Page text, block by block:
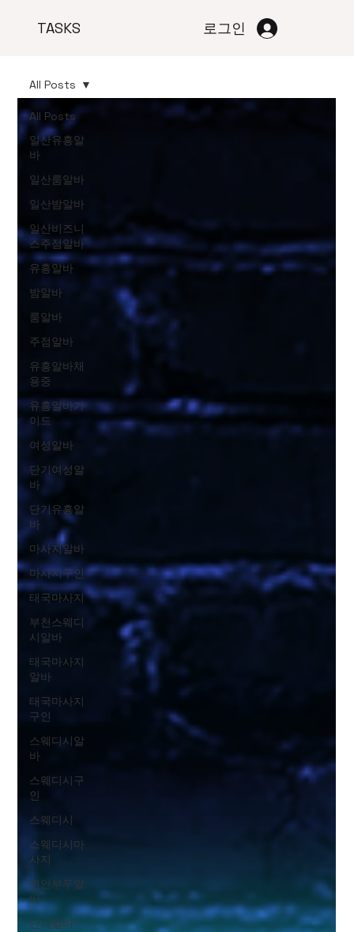
TASKS 로그인
All Posts
일산유흥알
바
일산룸알바
일산밤알바
일산비즈니
스주점알바
유흥알바
밤알바
룸알바
주점알바
유흥알바채
용중
유흥알바가
이드
여성알바
단기여성알
바
단기유흥알
바
마사지알바
마사지구인
태국마사지
부천스웨디
시알바
태국마사지
알바
태국마사지
구인
스웨디시알
바
스웨디시구
인
스웨디시
스웨디시마
사지
연안부두알
바
단기알바
All Posts